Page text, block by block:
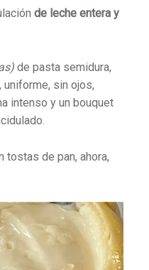
de leche entera y
de pasta semidura,
sin ojos,
intenso y un bouquet
tostas de pan, ahora,